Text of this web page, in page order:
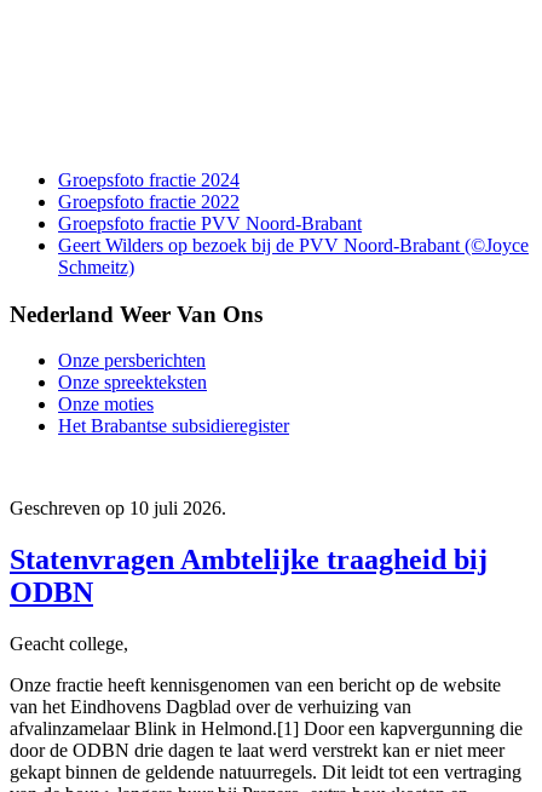
Groepsfoto fractie 2024
Groepsfoto fractie 2022
Groepsfoto fractie PVV Noord-Brabant
Geert Wilders op bezoek bij de PVV Noord-Brabant (©Joyce
Schmeitz)
Nederland Weer Van Ons
Onze persberichten
Onze spreekteksten
Onze moties
Het Brabantse subsidieregister
Geschreven op 10 juli 2026.
Statenvragen Ambtelijke traagheid bij
ODBN
Geacht college,
Onze fractie heeft kennisgenomen van een bericht op de website
van het Eindhovens Dagblad over de verhuizing van
afvalinzamelaar Blink in Helmond.[1] Door een kapvergunning die
door de ODBN drie dagen te laat werd verstrekt kan er niet meer
gekapt binnen de geldende natuurregels. Dit leidt tot een vertraging